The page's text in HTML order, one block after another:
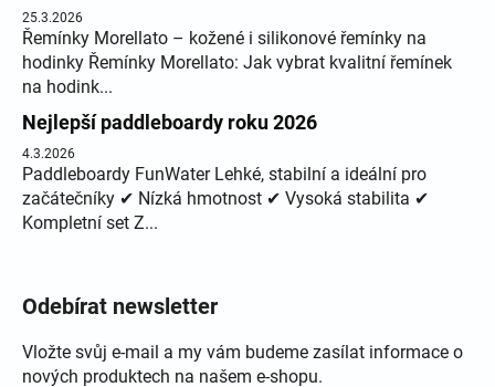
25.3.2026
Řemínky Morellato – kožené i silikonové řemínky na
hodinky Řemínky Morellato: Jak vybrat kvalitní řemínek
na hodink...
Nejlepší paddleboardy roku 2026
4.3.2026
Paddleboardy FunWater Lehké, stabilní a ideální pro
začátečníky ✔ Nízká hmotnost ✔ Vysoká stabilita ✔
Kompletní set Z...
Odebírat newsletter
Vložte svůj e-mail a my vám budeme zasílat informace o
nových produktech na našem e-shopu.